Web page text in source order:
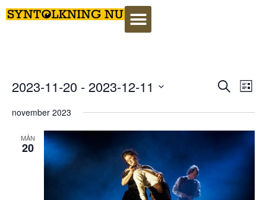
and
Search
Lista
2023-11-20 - 2023-12-11
date.
november 2023
MÅN
20